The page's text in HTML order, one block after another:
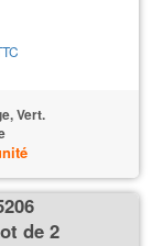
Vert.
de 2